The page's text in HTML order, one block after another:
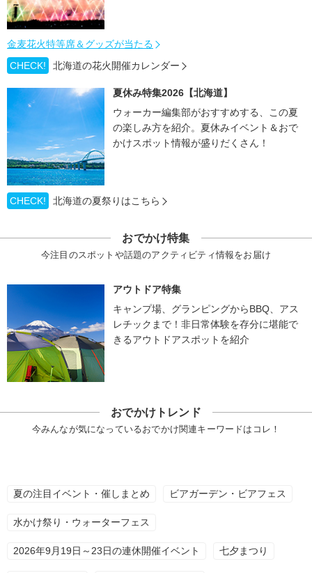
金麦花火特等席＆グッズが当たる
CHECK!
北海道の花火開催カレンダー
夏休み特集2026【北海道】
ウォーカー編集部がおすすめする、この夏
の楽しみ方を紹介。夏休みイベント＆おで
かけスポット情報が盛りだくさん！
CHECK! 北海道の夏祭りはこちら
おでかけ特集
今注目のスポットや話題のアクティビティ情報をお届け
アウトドア特集
キャンプ場、グランピングからBBQ、アス
レチックまで！非日常体験を存分に堪能で
きるアウトドアスポットを紹介
おでかけトレンド
今みんなが気になっているおでかけ関連キーワードはコレ！
夏の注目イベント・催しまとめ ビアガーデン・ビアフェス
水かけ祭り・ウォーターフェス
2026年9月19日～23日の連休開催イベント 七夕まつり